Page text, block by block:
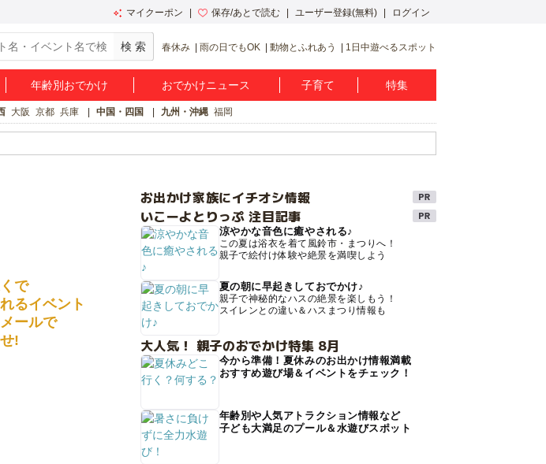
マイクーポン 保存/あとで読む ユーザー登録(無料) ログイン
春休み 雨の日でもOK 動物とふれあう 1日中遊べるスポット
年齢別おでかけ おでかけニュース 子育て 特集
大阪 京都 兵庫 中国・四国 九州・沖縄 福岡
で
るイベント
ールで
!
お出かけ家族にイチオシ情報
いこーよとりっぷ 注目記事
涼やかな音色に癒やされる♪
この夏は浴衣を着て風鈴市・まつりへ！
親子で絵付け体験や絶景を満喫しよう
夏の朝に早起きしておでかけ♪
親子で神秘的なハスの絶景を楽しもう！
スイレンとの違い＆ハスまつり情報も
大人気！ 親子のおでかけ特集 8月
今から準備！夏休みのお出かけ情報満載
おすすめ遊び場＆イベントをチェック！
年齢別や人気アトラクション情報など
子ども大満足のプール＆水遊びスポット